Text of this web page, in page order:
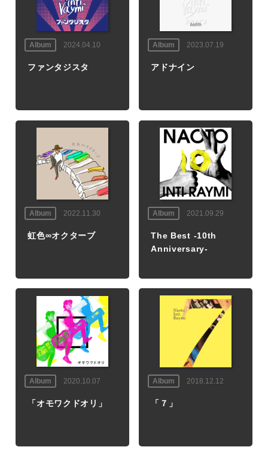
Album 2024.04.10
ファンタジスタ
Album 2023.07.19
アドナイン
Album 2022.11.30
虹色∞オクターブ
Album 2021.09.29
The Best -10th
Anniversary-
Album 2020.10.07
「オモワクドオリ」
Album 2018.12.12
「７」